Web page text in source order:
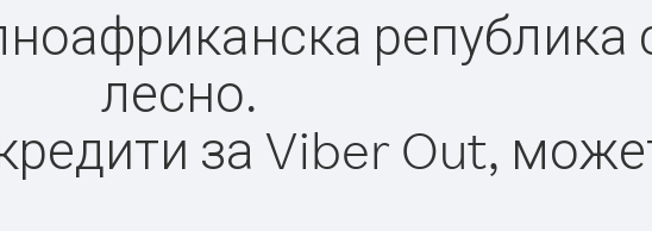
република
лесно.
за Viber Out,